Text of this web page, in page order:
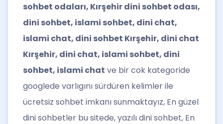
sohbet odaları, Kırşehir dini sohbet odası,
dini sohbet, islami sohbet, dini chat,
islami chat, dini sohbet Kırşehir, dini chat
Kırşehir, dini chat, islami sohbet, dini
sohbet, islami chat ve bir cok kategoride
googlede varlıgını sürdüren kelimler ile
ücretsiz sohbet imkanı sunmaktayız, En güzel
dini sohbetler bu sitede, yazılı dini sohbet, En